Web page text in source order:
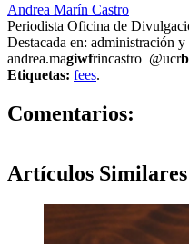
Andrea Marín Castro
Periodista Oficina de
Destacada en: administración y
andrea.magiwfrincastro @ucr
Etiquetas: fees.
Comentarios:
Artículos